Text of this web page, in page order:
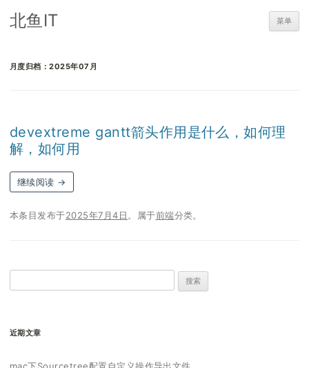
北鱼IT 菜单
月度归档：2025年07月
devextreme gantt箭头作用是什么，如何理
解，如何用
继续阅读 →
本条目发布于2025年7月4日 。属于前端分类。
索：
近期文章